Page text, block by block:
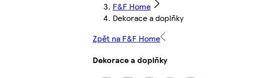
F&F Home
Dekorace a doplňky
Zpět na F&F Home
Dekorace a doplňky